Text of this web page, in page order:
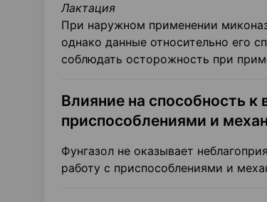
Лактация
При наружном применении
однако данные относительно его
соблюдать осторожность при
Влияние на способность
приспособлениями и
Фунгазол не оказывает
работу с приспособлениями и